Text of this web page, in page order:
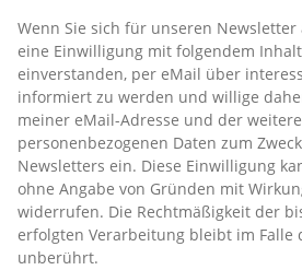
Wenn Sie sich für unseren
eine Einwilligung mit folgendem
einverstanden, per eMail über
informiert zu werden und willige
meiner eMail-Adresse und der
personenbezogenen Daten zum
Newsletters ein. Diese Einwilligung
ohne Angabe von Gründen mit
widerrufen. Die Rechtmäßigkeit der
erfolgten Verarbeitung bleibt im Falle
unberührt.